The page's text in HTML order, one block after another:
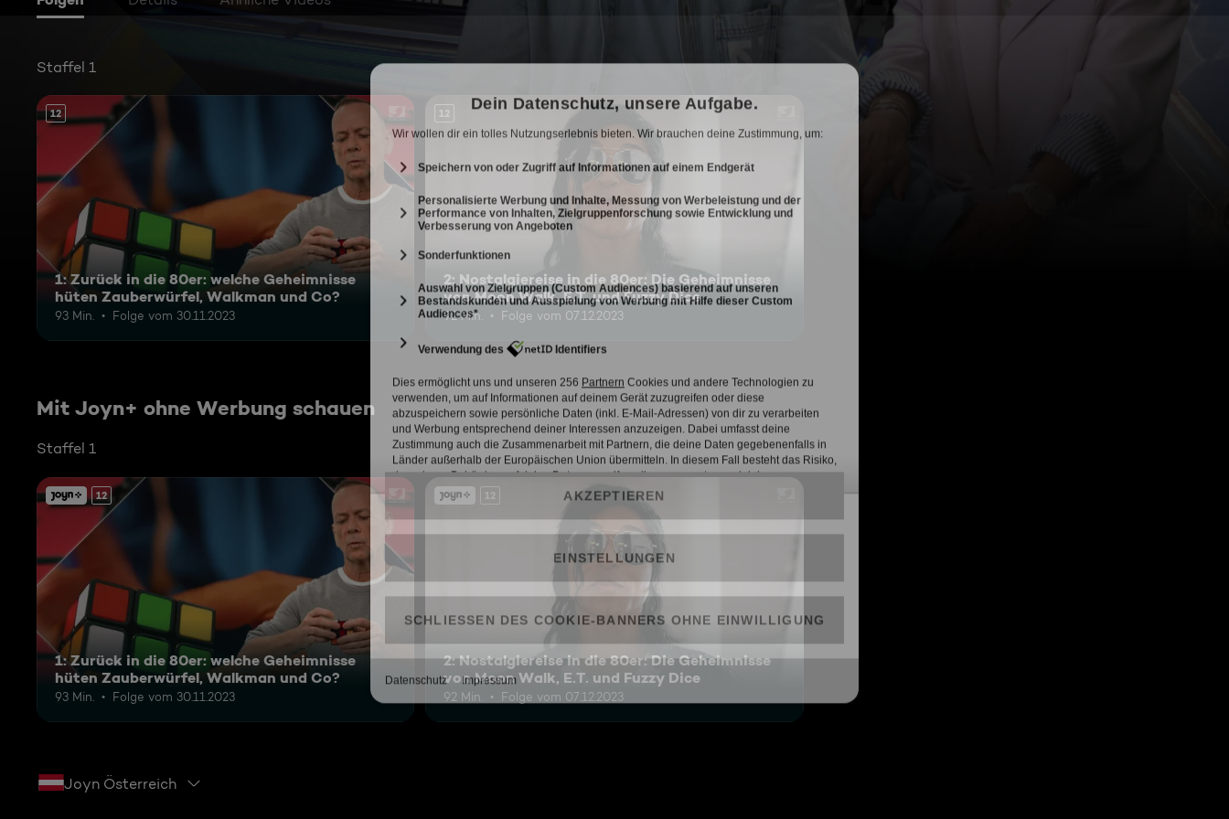
Staffel 1
12
1: Zurück in die 80er: welche Geheimnisse
hüten Zauberwürfel, Walkman und Co?
93 Min. Folge vom 30.11.2023
12
2: Nostalgiereise in die 80er: Die Geheimnisse
von Moon Walk, E.T. und Fuzzy Dice
92 Min. Folge vom 07.12.2023
Mit Joyn+ ohne Werbung schauen
Staffel 1
12
1: Zurück in die 80er: welche Geheimnisse
hüten Zauberwürfel, Walkman und Co?
93 Min. Folge vom 30.11.2023
12
2: Nostalgiereise in die 80er: Die Geheimnisse
von Moon Walk, E.T. und Fuzzy Dice
92 Min. Folge vom 07.12.2023
Joyn Österreich